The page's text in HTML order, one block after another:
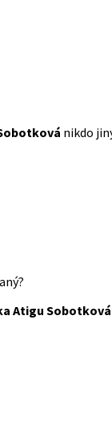
nikdo
Atigu Sobotková